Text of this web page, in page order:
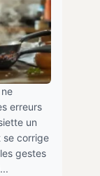
erreurs
un
se corrige
gestes